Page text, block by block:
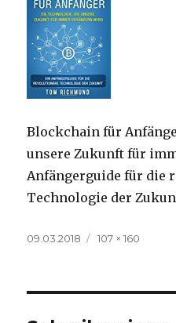
Blockchain für
unsere Zukunft für
Anfängerguide für die
Technologie der
Veröffentlicht
09.03.2018
Volle
107 × 160